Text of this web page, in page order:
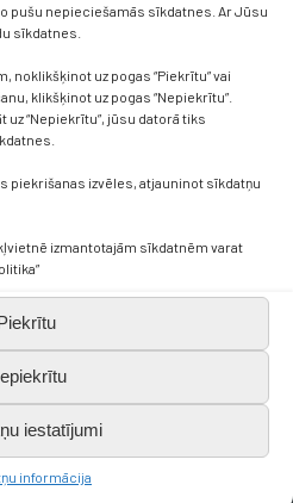
pušu nepieciešamās sīkdatnes. Ar Jūsu
sīkdatnes.
uz pogas “Piekrītu” vai
klikšķinot uz pogas “Nepiekrītu”.
“Nepiekrītu”, jūsu datorā tiks
piekrišanas izvēles, atjauninot sīkdatņu
izmantotajām sīkdatnēm varat
iestatījumi
informācija
LV-3851